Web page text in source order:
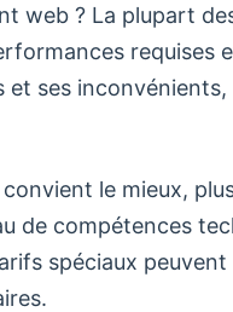
web ? La plupart
requises
et ses
le mieux,
de compétences
spéciaux